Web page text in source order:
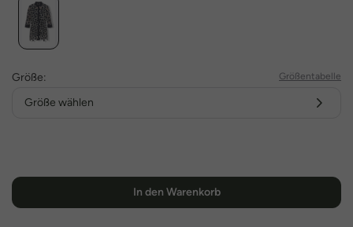
Größe: Größentabelle
Größe wählen
In den Warenkorb